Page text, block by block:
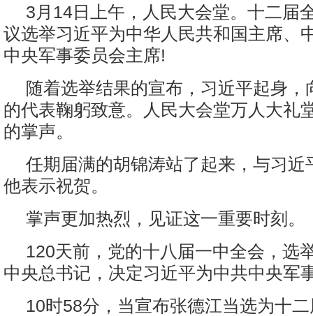
3月14日上午，人民大会堂。十二届
议选举习近平为中华人民共和国主席、
中央军事委员会主席!
随着选举结果的宣布，习近平起身，
的代表鞠躬致意。人民大会堂万人大礼
的掌声。
任期届满的胡锦涛站了起来，与习近
他表示祝贺。
掌声更加热烈，见证这一重要时刻。
120天前，党的十八届一中全会，选
中央总书记，决定习近平为中共中央军
10时58分，当宣布张德江当选为十